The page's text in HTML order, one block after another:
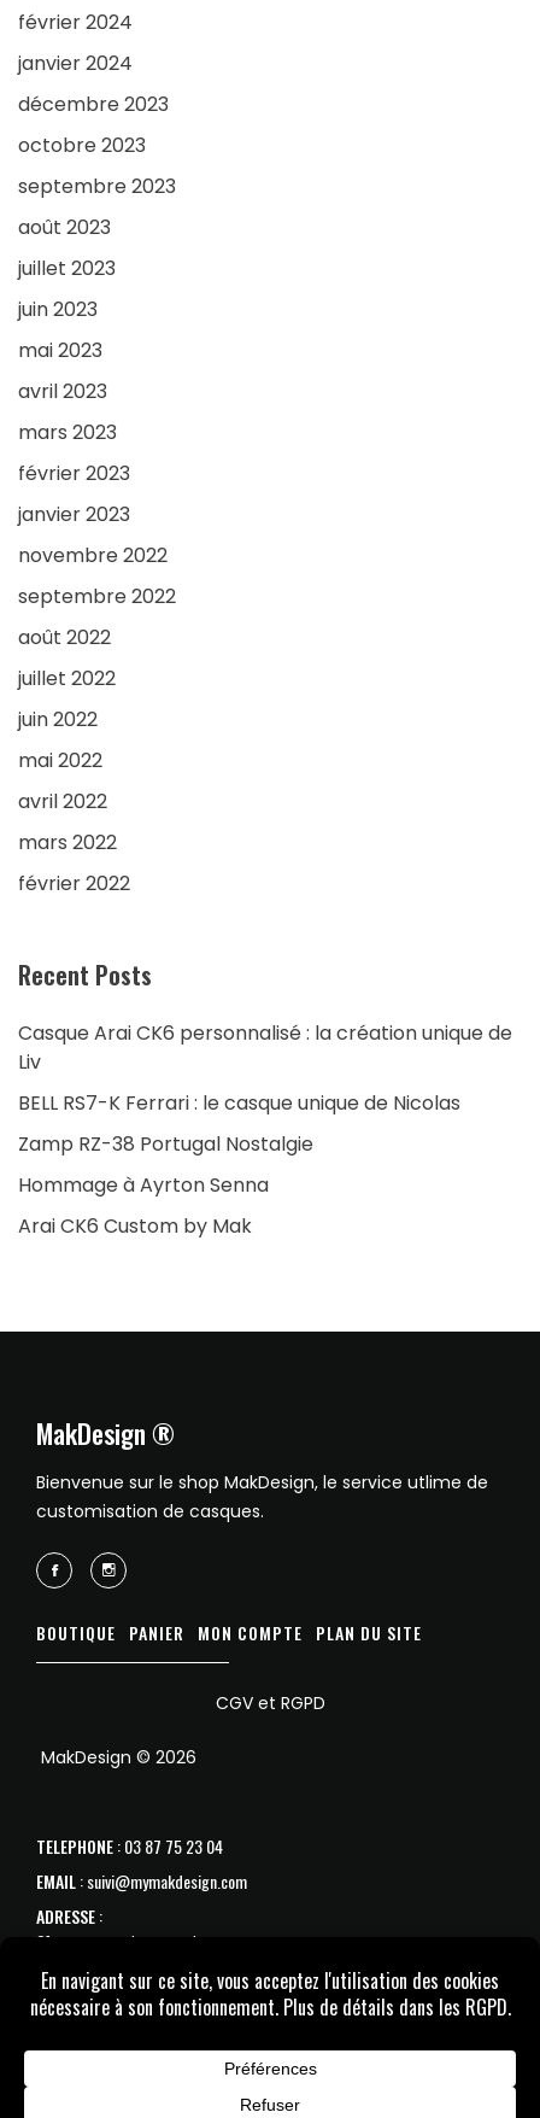
février 2024
janvier 2024
décembre 2023
octobre 2023
septembre 2023
août 2023
juillet 2023
juin 2023
mai 2023
avril 2023
mars 2023
février 2023
janvier 2023
novembre 2022
septembre 2022
août 2022
juillet 2022
juin 2022
mai 2022
avril 2022
mars 2022
février 2022
Recent Posts
Casque Arai CK6 personnalisé : la création unique de
Liv
BELL RS7-K Ferrari : le casque unique de Nicolas
Zamp RZ-38 Portugal Nostalgie
Hommage à Ayrton Senna
Arai CK6 Custom by Mak
MakDesign ®
Bienvenue sur le shop MakDesign, le service utlime de
customisation de casques.
BOUTIQUE PANIER MON COMPTE PLAN DU SITE
CGV et RGPD
MakDesign © 2026
TELEPHONE: 03 87 75 23 04
EMAIL: suivi@mymakdesign.com
ADRESSE:
31 avenue de Strasbourg
57070 Metz
SAV :